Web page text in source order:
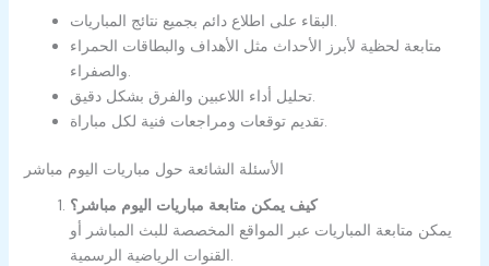
البقاء على اطلاع دائم بجميع نتائج المباريات.
متابعة لحظية لأبرز الأحداث مثل الأهداف والبطاقات الحمراء
والصفراء.
تحليل أداء اللاعبين والفرق بشكل دقيق.
تقديم توقعات ومراجعات فنية لكل مباراة.
الأسئلة الشائعة حول مباريات اليوم مباشر
كيف يمكن متابعة مباريات اليوم مباشر؟
يمكن متابعة المباريات عبر المواقع المخصصة للبث المباشر أو
القنوات الرياضية الرسمية.